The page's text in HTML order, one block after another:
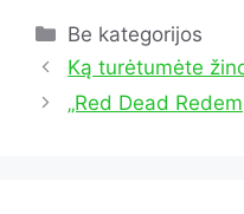
Kategorijos
Be kategorijos
Ką turėtumėte
„Red Dead